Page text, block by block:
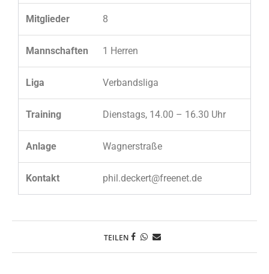
Mitglieder 8
Mannschaften 1 Herren
Liga Verbandsliga
Training Dienstags, 14.00 – 16.30 Uhr
Anlage Wagnerstraße
Kontakt phil.deckert@freenet.de
TEILEN